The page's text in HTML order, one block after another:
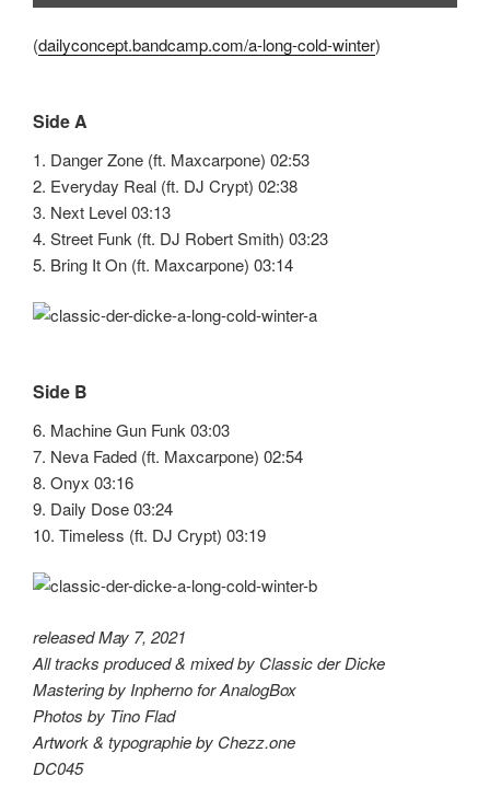
(dailyconcept.bandcamp.com/a-long-cold-winter)
Side A
1. Danger Zone (ft. Maxcarpone) 02:53
2. Everyday Real (ft. DJ Crypt) 02:38
3. Next Level 03:13
4. Street Funk (ft. DJ Robert Smith) 03:23
5. Bring It On (ft. Maxcarpone) 03:14
Side B
6. Machine Gun Funk 03:03
7. Neva Faded (ft. Maxcarpone) 02:54
8. Onyx 03:16
9. Daily Dose 03:24
10. Timeless (ft. DJ Crypt) 03:19
released May 7, 2021
All tracks produced & mixed by Classic der Dicke
Mastering by Inpherno for AnalogBox
Photos by Tino Flad
Artwork & typographie by Chezz.one
DC045